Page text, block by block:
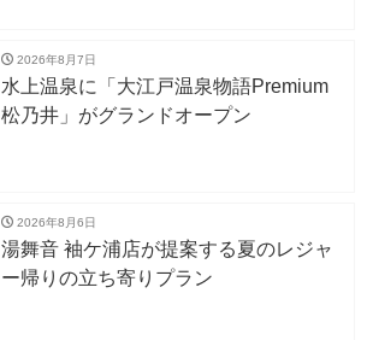
2026年8月7日
水上温泉に「大江戸温泉物語Premium
松乃井」がグランドオープン
2026年8月6日
湯舞音 袖ケ浦店が提案する夏のレジャ
ー帰りの立ち寄りプラン